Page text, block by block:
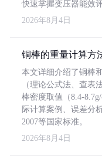
快速掌握变压器能效
2026年8月4日
铜棒的重量计算方
本文详细介绍了铜棒
（理论公式法、查表
棒密度取值（8.4-
际计算案例、误差分
2007等国家标准。
2026年8月4日